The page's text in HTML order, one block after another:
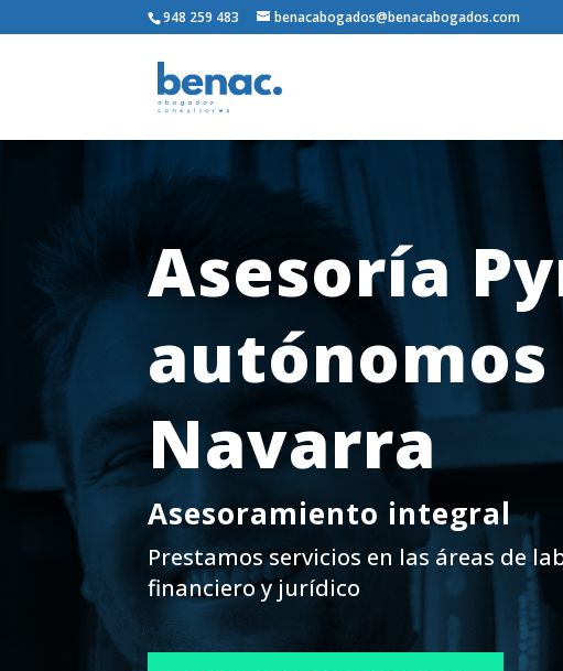
948 259 483 benacabogados@benacabogados.com
Asesoría
autónomos
Navarra
Asesoramiento integral
Prestamos servicios en las áreas de
financiero y jurídico